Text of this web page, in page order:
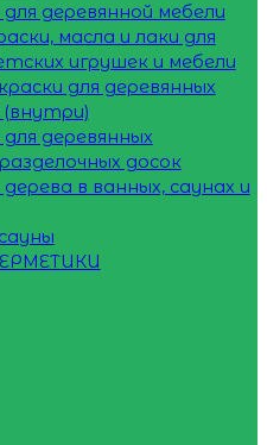
деревянной мебели
масла и лаки для
игрушек и мебели
для деревянных
(внутри)
деревянных
досок
в ванных, саунах и